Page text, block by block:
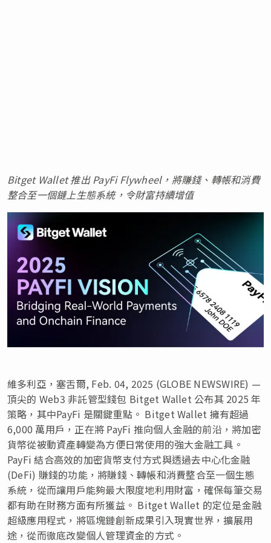
Bitget Wallet 推出 PayFi Flywheel，將賺錢、轉帳和消費
整合至一個鏈上生態系統，令財富持續增值
維多利亞，塞舌爾, Feb. 04, 2025 (GLOBE NEWSWIRE) —
頂尖的 Web3 非託管型錢包 Bitget Wallet 公布其 2025 年
策略，其中PayFi 是關鍵重點。 Bitget Wallet 擁有超過
6,000 萬用戶，正在將 PayFi 推向個人金融的前沿，將加密
貨幣從被動資產轉變為方便日常使用的強大金融工具。
PayFi 結合高效的加密貨幣支付方式與透過去中心化金融
(DeFi) 賺錢的功能，將賺錢、轉帳和消費整合至一個生態
系統，從而讓用戶能夠最大限度地利用財富，確保每筆交易
都有助在財務方面有所獲益。 Bitget Wallet 的定位是金融
超級應用程式，將區塊鏈創新成果引入現實世界，擴展用
途，從而徹底改變個人管理資金的方式。